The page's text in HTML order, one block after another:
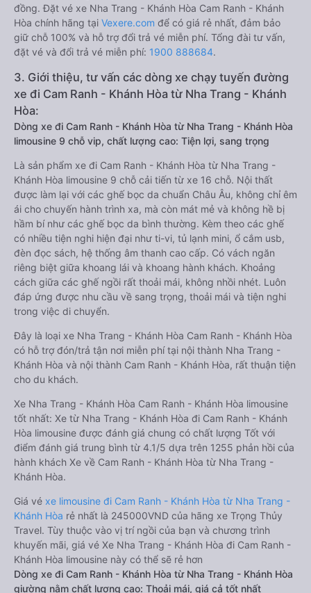
đồng. Đặt vé xe Nha Trang - Khánh Hòa Cam Ranh - Khánh
Hòa chính hãng tại Vexere.com để có giá rẻ nhất, đảm bảo
giữ chỗ 100% và hỗ trợ đổi trả vé miễn phí. Tổng đài tư vấn,
đặt vé và đổi trả vé miễn phí: 1900 888684.
3. Giới thiệu, tư vấn các dòng xe chạy tuyến đường
xe đi Cam Ranh - Khánh Hòa từ Nha Trang - Khánh
Hòa:
Dòng xe đi Cam Ranh - Khánh Hòa từ Nha Trang - Khánh Hòa
limousine 9 chỗ vip, chất lượng cao: Tiện lợi, sang trọng
Là sản phẩm xe đi Cam Ranh - Khánh Hòa từ Nha Trang -
Khánh Hòa limousine 9 chỗ cải tiến từ xe 16 chỗ. Nội thất
được làm lại với các ghế bọc da chuẩn Châu Âu, không chỉ êm
ái cho chuyến hành trình xa, mà còn mát mẻ và không hề bị
hầm bí như các ghế bọc da bình thường. Kèm theo các ghế
có nhiều tiện nghi hiện đại như ti-vi, tủ lạnh mini, ổ cắm usb,
đèn đọc sách, hệ thống âm thanh cao cấp. Có vách ngăn
riêng biệt giữa khoang lái và khoang hành khách. Khoảng
cách giữa các ghế ngồi rất thoải mái, không nhồi nhét. Luôn
đáp ứng được nhu cầu về sang trọng, thoải mái và tiện nghi
trong việc di chuyển.
Đây là loại xe Nha Trang - Khánh Hòa Cam Ranh - Khánh Hòa
có hỗ trợ đón/trả tận nơi miễn phí tại nội thành Nha Trang -
Khánh Hòa và nội thành Cam Ranh - Khánh Hòa, rất thuận tiện
cho du khách.
Xe Nha Trang - Khánh Hòa Cam Ranh - Khánh Hòa limousine
tốt nhất: Xe từ Nha Trang - Khánh Hòa đi Cam Ranh - Khánh
Hòa limousine được đánh giá chung có chất lượng Tốt với
điểm đánh giá trung bình từ 4.1/5 dựa trên 1255 phản hồi của
hành khách Xe về Cam Ranh - Khánh Hòa từ Nha Trang -
Khánh Hòa.
Giá vé xe limousine đi Cam Ranh - Khánh Hòa từ Nha Trang -
Khánh Hòa rẻ nhất là 245000VND của hãng xe Trọng Thủy
Travel. Tùy thuộc vào vị trí ngồi của bạn và chương trình
khuyến mãi, giá vé Xe Nha Trang - Khánh Hòa đi Cam Ranh -
Khánh Hòa limousine này có thể sẽ rẻ hơn
Dòng xe đi Cam Ranh - Khánh Hòa từ Nha Trang - Khánh Hòa
giường nằm chất lượng cao: Thoải mái, giá cả tốt nhất